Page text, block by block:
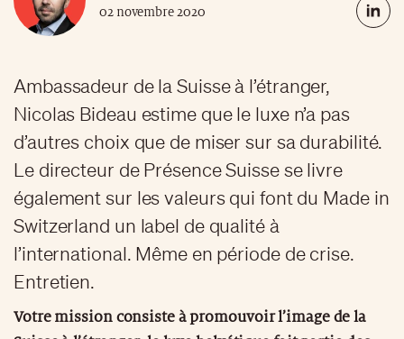
02 novembre 2020
Ambassadeur de la Suisse à l’étranger,
Nicolas Bideau estime que le luxe n’a pas
d’autres choix que de miser sur sa durabilité.
Le directeur de Présence Suisse se livre
également sur les valeurs qui font du Made in
Switzerland un label de qualité à
l’international. Même en période de crise.
Entretien.
Votre mission consiste à promouvoir l’image de la